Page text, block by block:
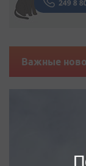
Важные